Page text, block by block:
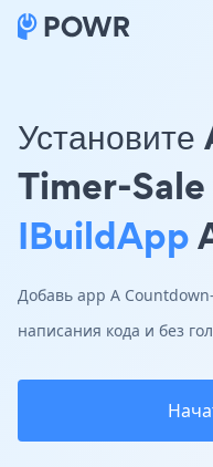
Timer-
IBuildApp
Добавь app A
написания кода и без